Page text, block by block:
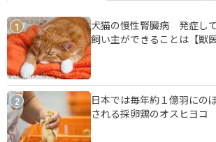
1
犬猫の慢性腎臓病 発症して
飼い主ができることは【獣
2
日本では毎年約１億羽に
される採卵鶏のオスヒヨコ